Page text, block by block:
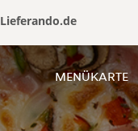
Lieferando.de
MENÜKARTE